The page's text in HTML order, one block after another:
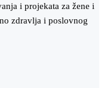
i projekata za žene i
zdravlja i poslovnog